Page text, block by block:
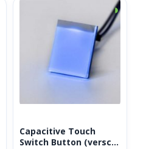
◑
Capacitive Touch
Switch Button (versch.